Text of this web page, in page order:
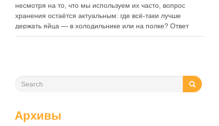
несмотря на то, что мы используем их часто, вопрос
хранения остаётся актуальным: где всё-таки лучше
держать яйца — в холодильнике или на полке? Ответ
зависит от нескольких факторов, включая температуру
Архивы